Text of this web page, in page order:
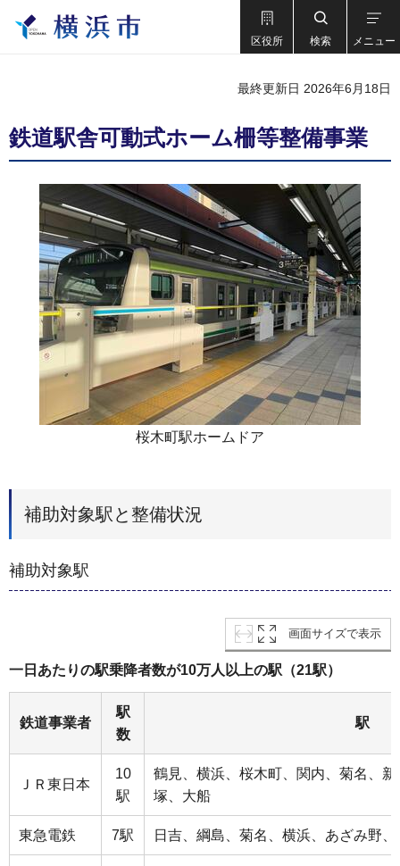
区役所 検索 メニュー
最終更新日 2026年6月18日
鉄道駅舎可動式ホーム柵等整備事業
桜木町駅ホームドア
補助対象駅と整備状況
補助対象駅
画面サイズで表示
一日あたりの駅乗降者数が10万人以上の駅（21駅）
鉄道事業者
駅
数
駅
ＪＲ東日本
10
駅
鶴見、横浜、桜木町、関内、菊名、
塚、大船
東急電鉄 7駅 日吉、綱島、菊名、横浜、あざみ野